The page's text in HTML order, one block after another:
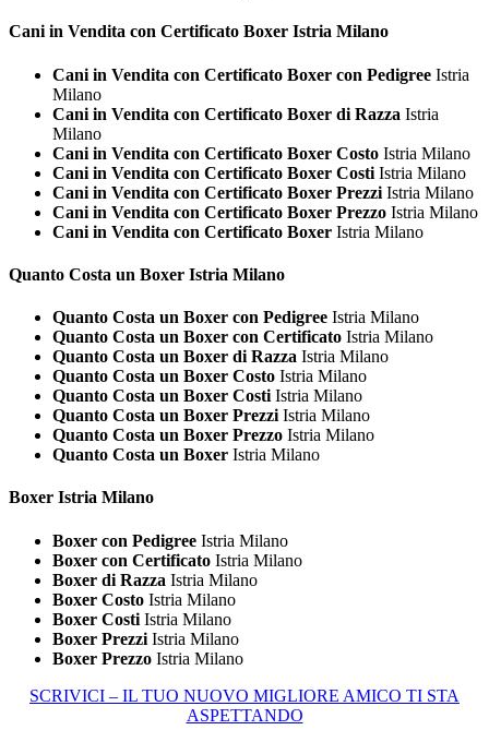
Cani in Vendita con Certificato Boxer Istria Milano
Cani in Vendita con Certificato Boxer con Pedigree Istria
Milano
Cani in Vendita con Certificato Boxer di Razza Istria
Milano
Cani in Vendita con Certificato Boxer Costo Istria Milano
Cani in Vendita con Certificato Boxer Costi Istria Milano
Cani in Vendita con Certificato Boxer Prezzi Istria Milano
Cani in Vendita con Certificato Boxer Prezzo Istria Milano
Cani in Vendita con Certificato Boxer Istria Milano
Quanto Costa un Boxer Istria Milano
Quanto Costa un Boxer con Pedigree Istria Milano
Quanto Costa un Boxer con Certificato Istria Milano
Quanto Costa un Boxer di Razza Istria Milano
Quanto Costa un Boxer Costo Istria Milano
Quanto Costa un Boxer Costi Istria Milano
Quanto Costa un Boxer Prezzi Istria Milano
Quanto Costa un Boxer Prezzo Istria Milano
Quanto Costa un Boxer Istria Milano
Boxer Istria Milano
Boxer con Pedigree Istria Milano
Boxer con Certificato Istria Milano
Boxer di Razza Istria Milano
Boxer Costo Istria Milano
Boxer Costi Istria Milano
Boxer Prezzi Istria Milano
Boxer Prezzo Istria Milano
SCRIVICI – IL TUO NUOVO MIGLIORE AMICO TI STA
ASPETTANDO